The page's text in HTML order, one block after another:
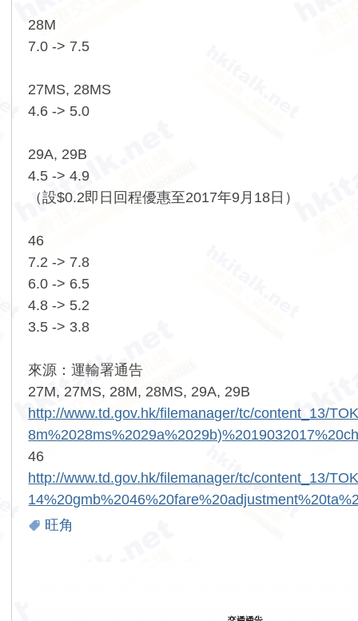
28M
7.0 -> 7.5
27MS, 28MS
4.6 -> 5.0
29A, 29B
4.5 -> 4.9
（設$0.2即日回程優惠至2017年9月18日）
46
7.2 -> 7.8
6.0 -> 6.5
4.8 -> 5.2
3.5 -> 3.8
來源：運輸署通告
27M, 27MS, 28M, 28MS, 29A, 29B
http://www.td.gov.hk/filemanager/tc/content_13/
46
http://www.td.gov.hk/filemanager/tc/content_13/
旺角